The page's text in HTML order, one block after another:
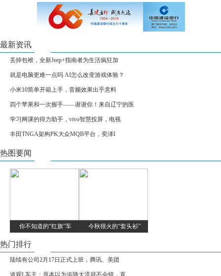
最新资讯
丢掉包袱，全新Jeep+指南者为生活疯狂加
就是电脑更难一点吗 AI怎么改变游戏体验？
小米10简单开箱上手，音频效果出乎意料
四个苹果和一次握手——谢谢你！来自辽宁的医
学习网课的得力助手，vivo智慧投屏，电视
丰田TNGA架构PK大众MQB平台，奕泽I
热图要闻
你不知道的“红旗”车 今秋很火的“套头衫”
热门排行
陆续有公司2月17日正式上班，腾讯、美团
途观L车主：原本以为追随大流就不会错，直